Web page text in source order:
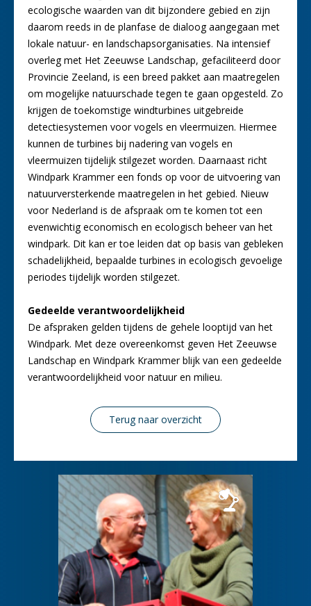
ecologische waarden van dit bijzondere gebied en zijn
daarom reeds in de planfase de dialoog aangegaan met
lokale natuur- en landschapsorganisaties. Na intensief
overleg met Het Zeeuwse Landschap, gefaciliteerd door
Provincie Zeeland, is een breed pakket aan maatregelen
om mogelijke natuurschade tegen te gaan opgesteld. Zo
krijgen de toekomstige windturbines uitgebreide
detectiesystemen voor vogels en vleermuizen. Hiermee
kunnen de turbines bij nadering van vogels en
vleermuizen tijdelijk stilgezet worden. Daarnaast richt
Windpark Krammer een fonds op voor de uitvoering van
natuurversterkende maatregelen in het gebied. Nieuw
voor Nederland is de afspraak om te komen tot een
evenwichtig economisch en ecologisch beheer van het
windpark. Dit kan er toe leiden dat op basis van gebleken
schadelijkheid, bepaalde turbines in ecologisch gevoelige
periodes tijdelijk worden stilgezet.
Gedeelde verantwoordelijkheid
De afspraken gelden tijdens de gehele looptijd van het
Windpark. Met deze overeenkomst geven Het Zeeuwse
Landschap en Windpark Krammer blijk van een gedeelde
verantwoordelijkheid voor natuur en milieu.
Terug naar overzicht